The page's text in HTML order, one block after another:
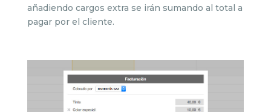
añadiendo cargos extra se irán sumando al total a
pagar por el cliente.